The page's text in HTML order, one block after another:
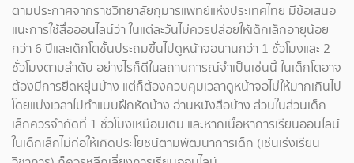
ตามประกาศจากราชวิทยาลัยกุมารแพทย์แห่งประเทศไทย มีข้อเสนอ
แนะการใช้สื่อออนไลน์ว่า ในแต่ละวันไม่ควรปล่อยให้เด็กเล็กอายุน้อย
กว่า 6 ปีและเด็กโตชั้นประถมขึ้นไปดูหน้าจอนานกว่า 1 ชั่วโมงและ 2
ชั่วโมงตามลำดับ อย่างไรก็ดีในสถานการณ์จำเป็นเช่นนี้ ในเด็กโตอาจ
ต้องมีการยืดหยุ่นบ้าง แต่ก็ต้องควบคุมเวลาดูหน้าจอไม่ให้มากเกินไป
โดยแบ่งเวลาไปทำแบบฝึกหัดบ้าง อ่านหนังสือบ้าง ส่วนในส่วนเด็ก
เล็กควรจำกัดที่ 1 ชั่วโมงเหมือนเดิม และหากเนื้อหาการเรียนออนไลน์
ในเด็กเล็กไม่ก่อให้เกิดประโยชน์ตามพัฒนาการเด็ก (เช่นเร่งเรียน